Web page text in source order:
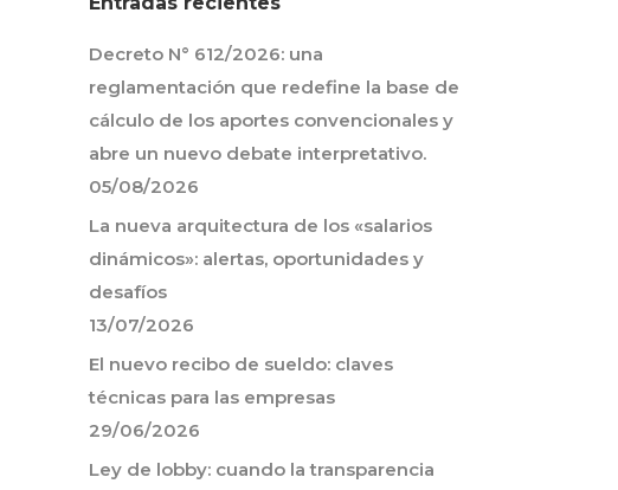
Decreto N° 612/2026: una
reglamentación que redefine la base de
cálculo de los aportes convencionales y
abre un nuevo debate interpretativo.
05/08/2026
La nueva arquitectura de los «salarios
dinámicos»: alertas, oportunidades y
desafíos
13/07/2026
El nuevo recibo de sueldo: claves
técnicas para las empresas
29/06/2026
Ley de lobby: cuando la transparencia